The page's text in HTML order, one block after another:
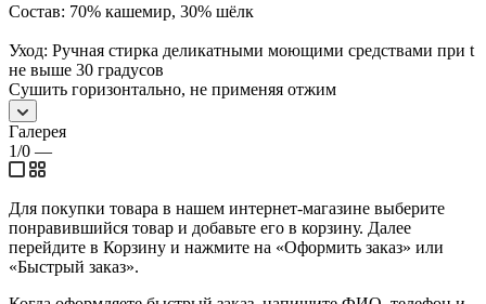
Состав: 70% кашемир, 30% шёлк
Уход: Ручная стирка деликатными моющими средствами при t
не выше 30 градусов
Сушить горизонтально, не применяя отжим
Галерея
1/0 —
Для покупки товара в нашем интернет-магазине выберите
понравившийся товар и добавьте его в корзину. Далее
перейдите в Корзину и нажмите на «Оформить заказ» или
«Быстрый заказ».